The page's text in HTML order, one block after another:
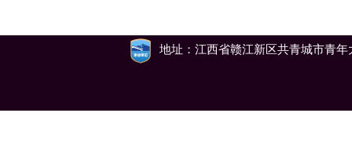
地址：江西省赣江新区共青城市青年